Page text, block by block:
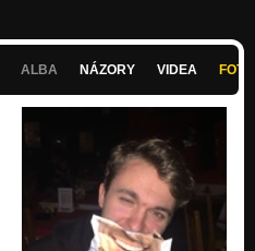
ALBA NÁZORY VIDEA